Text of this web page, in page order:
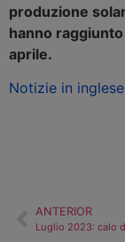
produzione
hanno
aprile.
Notizie in inglese
ANTERIOR